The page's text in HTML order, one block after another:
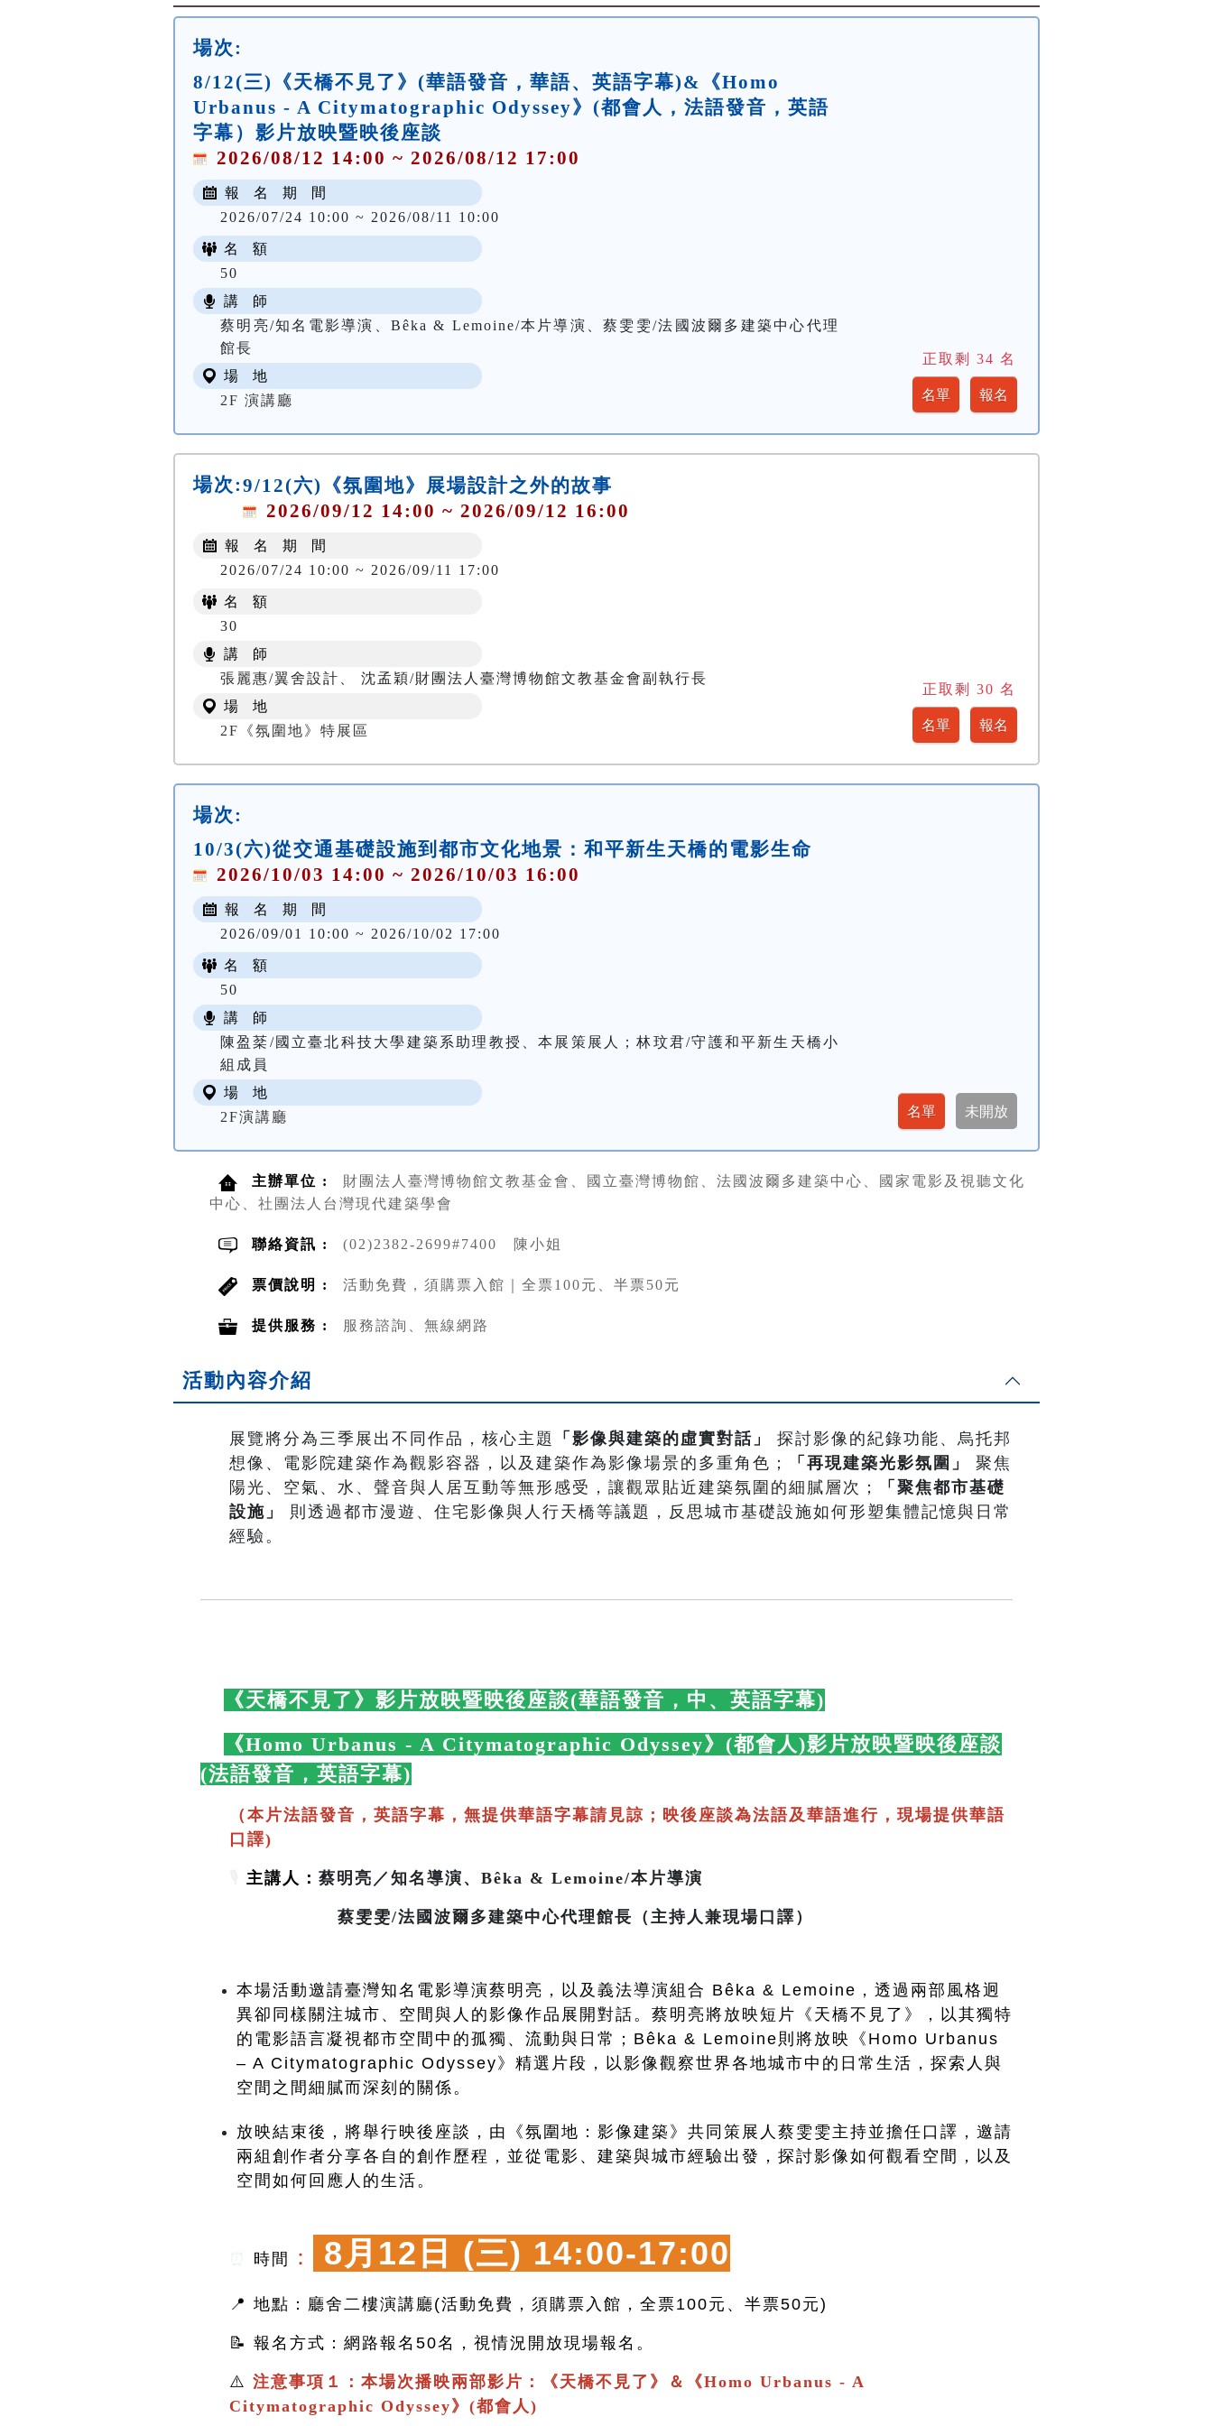
場次:
8/12(三)《天橋不見了》(華語發音，華語、英語字幕)&《Homo
Urbanus - A Citymatographic Odyssey》(都會人，法語發音，英語
字幕）影片放映暨映後座談
2026/08/12 14:00 ~ 2026/08/12 17:00
報 名 期 間
2026/07/24 10:00 ~ 2026/08/11 10:00
名 額
50
講 師
蔡明亮/知名電影導演、Bêka & Lemoine/本片導演、蔡雯雯/法國波爾多建築中心代理
館長
場 地
2F 演講廳
正取剩 34 名
場次:9/12(六)《氛圍地》展場設計之外的故事
2026/09/12 14:00 ~ 2026/09/12 16:00
報 名 期 間
2026/07/24 10:00 ~ 2026/09/11 17:00
名 額
30
講 師
張麗惠/翼舍設計、 沈孟穎/財團法人臺灣博物館文教基金會副執行長
場 地
2F《氛圍地》特展區
正取剩 30 名
場次:
10/3(六)從交通基礎設施到都市文化地景：和平新生天橋的電影生命
2026/10/03 14:00 ~ 2026/10/03 16:00
報 名 期 間
2026/09/01 10:00 ~ 2026/10/02 17:00
名 額
50
講 師
陳盈棻/國立臺北科技大學建築系助理教授、本展策展人；林玟君/守護和平新生天橋小
組成員
場 地
2F演講廳
主辦單位 :
財團法人臺灣博物館文教基金會、國立臺灣博物館、法國波爾多建築中心、國家電影及視聽文化
中心、社團法人台灣現代建築學會
聯絡資訊 : (02)2382-2699#7400 陳小姐
票價說明 : 活動免費，須購票入館｜全票100元、半票50元
提供服務 : 服務諮詢、無線網路
活動內容介紹
展覽將分為三季展出不同作品，核心主題 「影像與建築的虛實對話」
探討影像的紀錄功能、烏托邦
想像、電影院建築作為觀影容器，以及建築作為影像場景的多重角色；
「再現建築光影氛圍」
聚焦
陽光、空氣、水、聲音與人居互動等無形感受，讓觀眾貼近建築氛圍的細膩層次；
「聚焦都市基礎
設施」
則透過都市漫遊、住宅影像與人行天橋等議題，反思城市基礎設施如何形塑集體記憶與日常
經驗。
《天橋不見了》影片放映暨映後座談(華語發音，中、英語字幕)
《Homo Urbanus - A Citymatographic Odyssey》(都會人)影片放映暨映後座談
(法語發音，英語字幕)
（本片法語發音，英語字幕，無提供華語字幕請見諒；映後座談為法語及華語進行，現場提供華語
口譯)
主講人： 蔡明亮／知名導演、Bêka & Lemoine/本片導演
蔡雯雯/法國波爾多建築中心代理館長（主持人兼現場口譯）
本場活動邀請臺灣知名電影導演蔡明亮，以及義法導演組合 Bêka & Lemoine，透過兩部風格迥
異卻同樣關注城市、空間與人的影像作品展開對話。蔡明亮將放映短片《天橋不見了》，以其獨特
的電影語言凝視都市空間中的孤獨、流動與日常；Bêka & Lemoine則將放映《Homo Urbanus
– A Citymatographic Odyssey》精選片段，以影像觀察世界各地城市中的日常生活，探索人與
空間之間細膩而深刻的關係。
放映結束後，將舉行映後座談，由《氛圍地：影像建築》共同策展人蔡雯雯主持並擔任口譯，邀請
兩組創作者分享各自的創作歷程，並從電影、建築與城市經驗出發，探討影像如何觀看空間，以及
空間如何回應人的生活。
時間 ： 8月12日 (三) 14:00-17:00
📍 地點：廳舍二樓演講廳(活動免費，須購票入館，全票100元、半票50元)
📝 報名方式：網路報名50名，視情況開放現場報名。
⚠️ 注意事項１：本場次播映兩部影片： 《天橋不見了 》＆ 《Homo Urbanus - A
Citymatographic Odyssey》(都會人)